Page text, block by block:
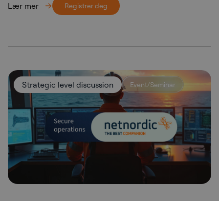
Lær mer Registrer deg
Strategic level discussion Event/Seminar